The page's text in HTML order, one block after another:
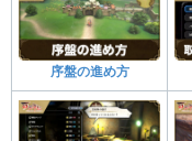
序盤の進め方